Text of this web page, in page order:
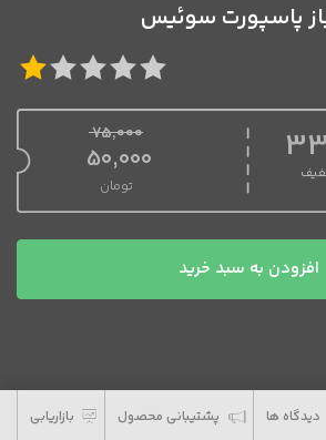
باز پاسپورت سوئیس
75,000
قیمت اصلی 75,000 تومان بود.
50,000
تومان
قیمت فعلی 50,000 تومان است.
افزودن به سبد خرید
دیدگاه ها پشتیبانی محصول بازاریابی